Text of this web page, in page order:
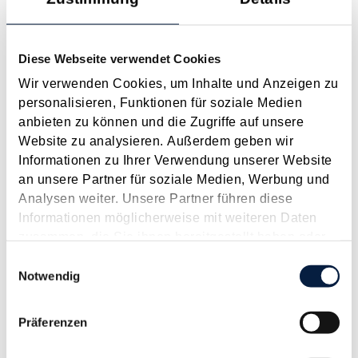
Diese Webseite verwendet Cookies
Wir verwenden Cookies, um Inhalte und Anzeigen zu
personalisieren, Funktionen für soziale Medien
anbieten zu können und die Zugriffe auf unsere
Website zu analysieren. Außerdem geben wir
Informationen zu Ihrer Verwendung unserer Website
an unsere Partner für soziale Medien, Werbung und
Analysen weiter. Unsere Partner führen diese
Informationen möglicherweise mit weiteren Daten
gesammelt haben.
Notwendig
Präferenzen
Anspruch auf Familienbeihilfe bei geschiedenen Eltern
Einleitung und Kernaussage der Entscheidung Das
Bundesfinanzgericht (GZ RV/7103366/2025 vom 10.02.2026)
hatte sich mit der Frage auseinanderzusetzen, welchem
Elternteil nach einer Scheidung die Familienbeihilfe zusteht,
wenn sich das Kind tatsächlich überwiegend im Haushalt
Langtext
empfehlen drucken
Rechnungslegungsänderungs­gesetz 2014 - Spezial -
Weitere wichtige Änderungen durch das RÄG 2014 Neben den
ausgewählten Highlights des RÄG 2014 sind vor allem